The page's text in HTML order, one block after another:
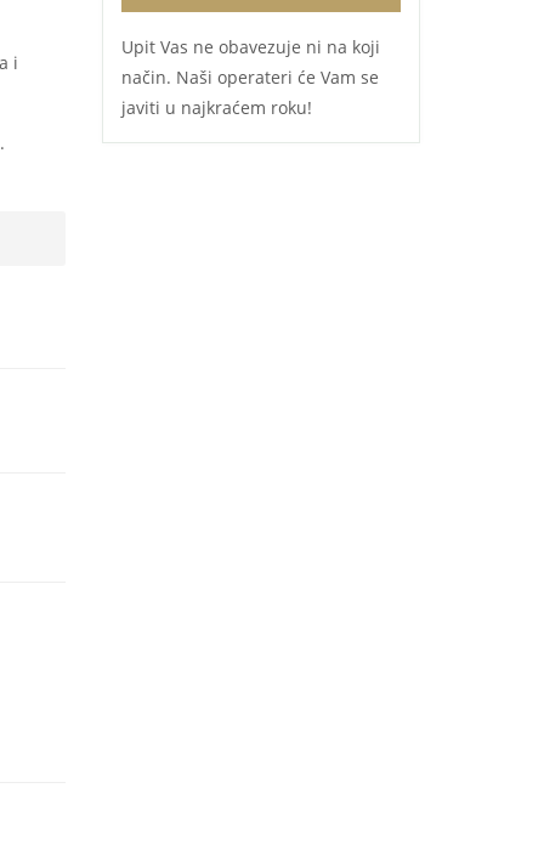
i
Upit Vas ne obavezuje ni na koji
način. Naši operateri će Vam se
javiti u najkraćem roku!